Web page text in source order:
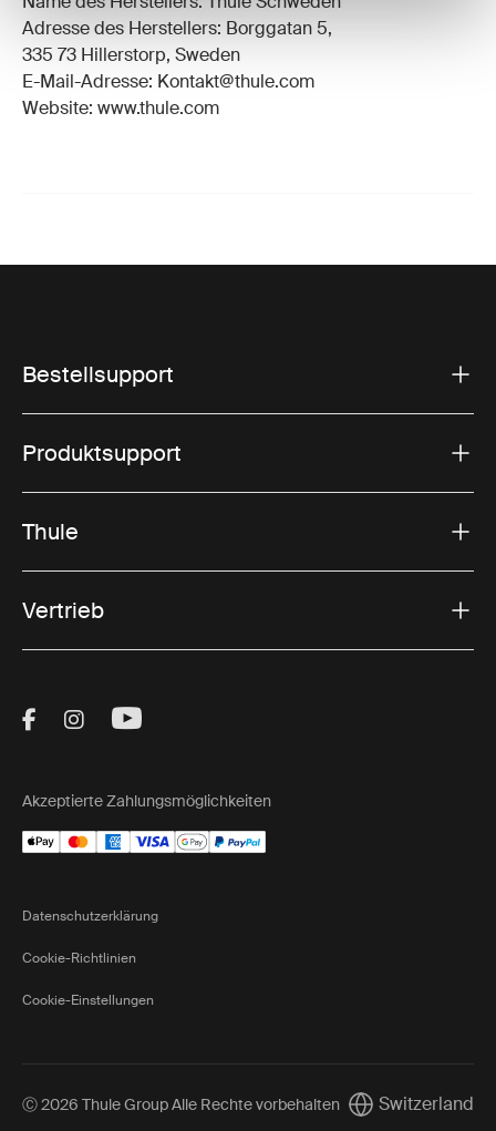
Adresse des Herstellers: Borggatan 5,
335 73 Hillerstorp, Sweden
E-Mail-Adresse: Kontakt@thule.com
Website: www.thule.com
Bestellsupport
Produktsupport
Thule
Vertrieb
Visit Thule on Facebook (external link)
Visit Thule on Instagram (external link)
Visit Thule on Youtube (external
Akzeptierte Zahlungsmöglichkeiten
Datenschutzerklärung
Cookie-Richtlinien
Cookie-Einstellungen
Ⓒ 2026 Thule Group Alle Rechte vorbehalten Current market/
Switzerland